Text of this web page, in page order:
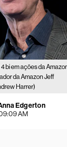
bi em ações da
da Amazon Jeff
Harrer)
Edgerton
AM